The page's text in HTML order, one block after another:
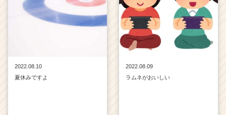
2022.08.10
夏休みですよ
2022.08.09
ラムネがおいしい